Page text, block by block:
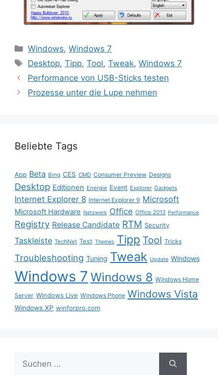
Kategorien
Windows,Windows 7
Schlagwörter
Desktop,Tipp,Tool,Tweak,Windows 7
Performance von USB-Sticks testen
Prozesse unter die Lupe nehmen
Beliebte Tags
App Beta Bing CES CMD Consumer Preview Designs
Desktop Editionen Energie Event Explorer Gadgets
Internet Explorer 8 Internet Explorer 9 Microsoft
Microsoft Hardware Netzwerk Office Office 2013 Performance
Registry Release Candidate RTM Security
Taskleiste TechNet Test Themes Tipp Tool Tricks
Troubleshooting Tuning Tweak Update Windows
Windows 7 Windows 8 Windows Home
Server Windows Live Windows Phone Windows Vista
Windows XP winforpro.com
Suche
nach: